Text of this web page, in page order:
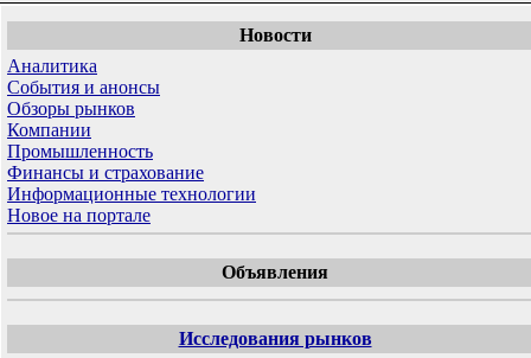
Новости
Аналитика
События и анонсы
Обзоры рынков
Компании
Промышленность
Финансы и страхование
Информационные технологии
Новое на портале
Объявления
Исследования рынков